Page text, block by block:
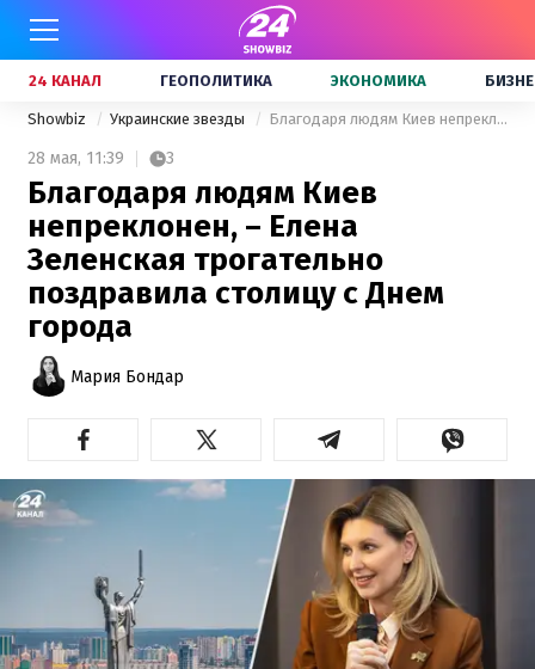
24 КАНАЛ ГЕОПОЛИТИКА ЭКОНОМИКА
Showbiz Украинские звезды Благодаря людям Киев непреклонен, – Елена Зеленская трогательно поздравила столицу с Днем города
28 мая, 11:39 3
Благодаря людям Киев
непреклонен, – Елена
Зеленская трогательно
поздравила столицу с Днем
города
Мария Бондар